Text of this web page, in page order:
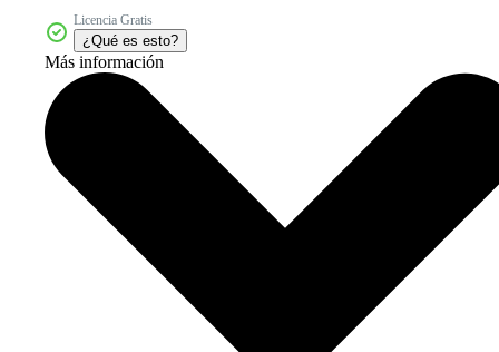
Licencia Gratis
¿Qué es esto?
Más información